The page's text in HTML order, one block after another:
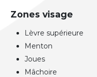
Zones visage
Lèvre supérieure
Menton
Joues
Mâchoire